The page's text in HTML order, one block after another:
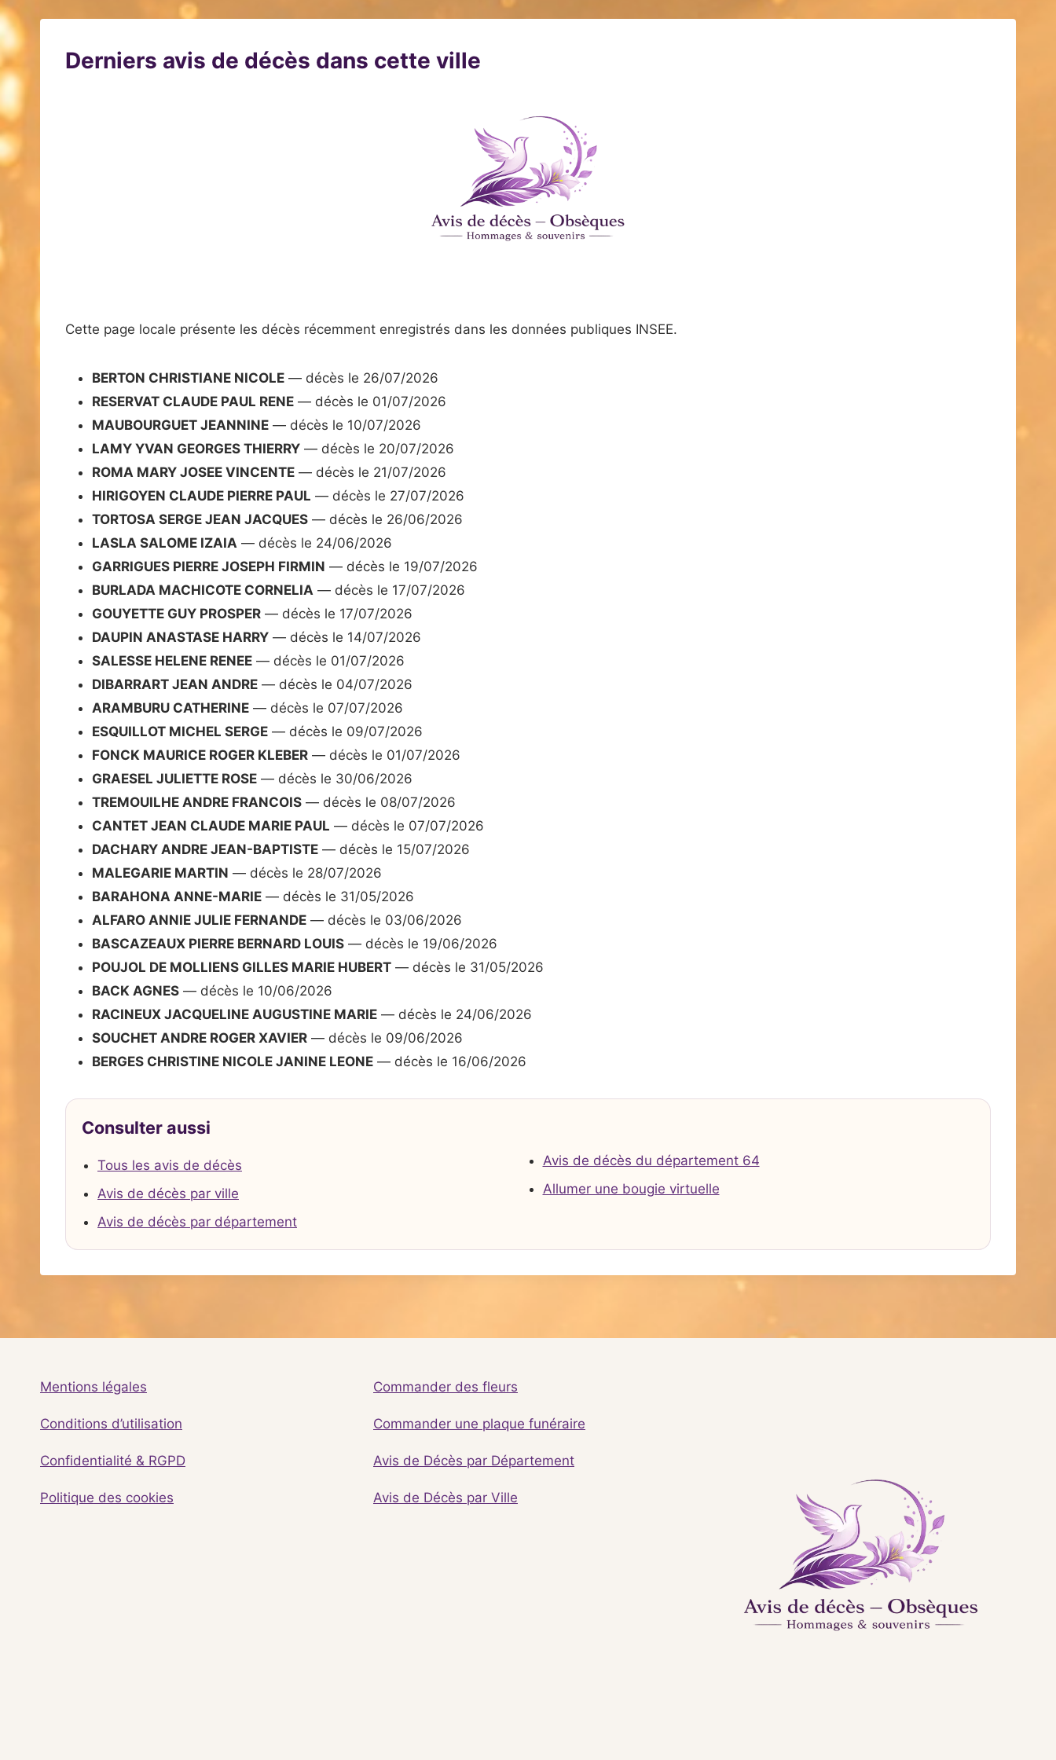
Derniers avis de décès dans cette ville
Cette page locale présente les décès récemment enregistrés dans les données publiques INSEE.
BERTON CHRISTIANE NICOLE — décès le 26/07/2026
RESERVAT CLAUDE PAUL RENE — décès le 01/07/2026
MAUBOURGUET JEANNINE — décès le 10/07/2026
LAMY YVAN GEORGES THIERRY — décès le 20/07/2026
ROMA MARY JOSEE VINCENTE — décès le 21/07/2026
HIRIGOYEN CLAUDE PIERRE PAUL — décès le 27/07/2026
TORTOSA SERGE JEAN JACQUES — décès le 26/06/2026
LASLA SALOME IZAIA — décès le 24/06/2026
GARRIGUES PIERRE JOSEPH FIRMIN — décès le 19/07/2026
BURLADA MACHICOTE CORNELIA — décès le 17/07/2026
GOUYETTE GUY PROSPER — décès le 17/07/2026
DAUPIN ANASTASE HARRY — décès le 14/07/2026
SALESSE HELENE RENEE — décès le 01/07/2026
DIBARRART JEAN ANDRE — décès le 04/07/2026
ARAMBURU CATHERINE — décès le 07/07/2026
ESQUILLOT MICHEL SERGE — décès le 09/07/2026
FONCK MAURICE ROGER KLEBER — décès le 01/07/2026
GRAESEL JULIETTE ROSE — décès le 30/06/2026
TREMOUILHE ANDRE FRANCOIS — décès le 08/07/2026
CANTET JEAN CLAUDE MARIE PAUL — décès le 07/07/2026
DACHARY ANDRE JEAN-BAPTISTE — décès le 15/07/2026
MALEGARIE MARTIN — décès le 28/07/2026
BARAHONA ANNE-MARIE — décès le 31/05/2026
ALFARO ANNIE JULIE FERNANDE — décès le 03/06/2026
BASCAZEAUX PIERRE BERNARD LOUIS — décès le 19/06/2026
POUJOL DE MOLLIENS GILLES MARIE HUBERT — décès le 31/05/2026
BACK AGNES — décès le 10/06/2026
RACINEUX JACQUELINE AUGUSTINE MARIE — décès le 24/06/2026
SOUCHET ANDRE ROGER XAVIER — décès le 09/06/2026
BERGES CHRISTINE NICOLE JANINE LEONE — décès le 16/06/2026
Consulter aussi
Tous les avis de décès
Avis de décès par ville
Avis de décès par département
Avis de décès du département 64
Allumer une bougie virtuelle
Mentions légales
Conditions d’utilisation
Confidentialité & RGPD
Politique des cookies
Commander des fleurs
Commander une plaque funéraire
Avis de Décès par Département
Avis de Décès par Ville